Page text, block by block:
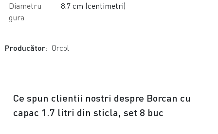
Diametru
gura
8.7 cm (centimetri)
Producător: Orcol
Ce spun clientii nostri despre Borcan cu
capac 1.7 litri din sticla, set 8 buc